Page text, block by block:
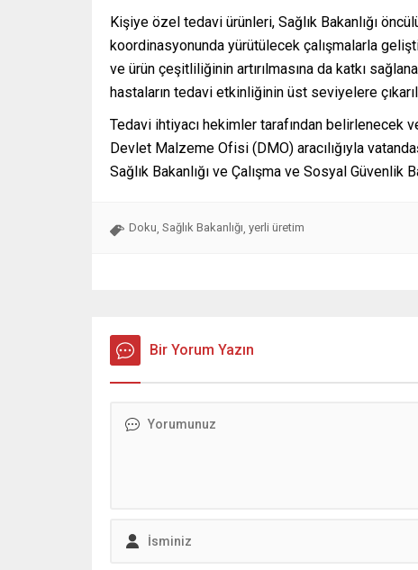
Kişiye özel tedavi ürünleri, Sağlık Bakanlığı
koordinasyonunda yürütülecek çalışmalarla
ve ürün çeşitliliğinin artırılmasına da katkı
hastaların tedavi etkinliğinin üst seviyelere
Tedavi ihtiyacı hekimler tarafından
Devlet Malzeme Ofisi (DMO) aracılığıyla
Sağlık Bakanlığı ve Çalışma ve Sosyal Güvenlik
Doku, Sağlık Bakanlığı, yerli üretim
Bir Yorum Yazın